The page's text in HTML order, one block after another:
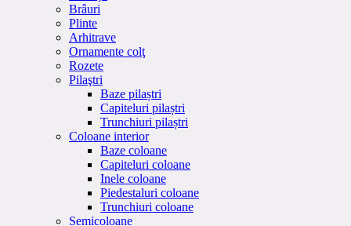
Brâuri
Plinte
Arhitrave
Ornamente colţ
Rozete
Pilaştri
Baze pilaștri
Capiteluri pilaștri
Trunchiuri pilaștri
Coloane interior
Baze coloane
Capiteluri coloane
Inele coloane
Piedestaluri coloane
Trunchiuri coloane
Semicoloane